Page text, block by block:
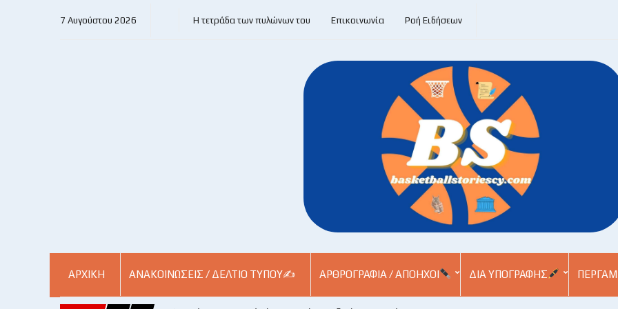
7 Αυγούστου 2026 Η τετράδα των πυλώνων του Επικοινωνία Ροή Ειδήσεων
ΑΡΧΙΚΗ ΑΝΑΚΟΙΝΏΣΕΙΣ / ΔΕΛΤΊΟ ΤΎΠΟΥ✍ ΑΡΘΡΟΓΡΑΦΊΑ / ΑΠΌΗΧΟΙ ΔΙΑ ΥΠΟΓΡΑΦΉΣ